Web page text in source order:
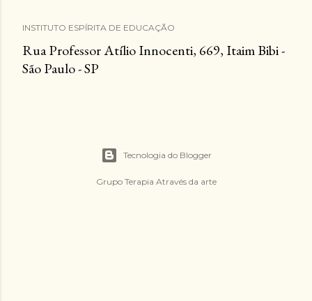
INSTITUTO ESPÍRITA DE EDUCAÇÃO
Rua Professor Atílio Innocenti, 669, Itaim Bibi -
São Paulo - SP
Tecnologia do Blogger
Grupo Terapia Através da arte